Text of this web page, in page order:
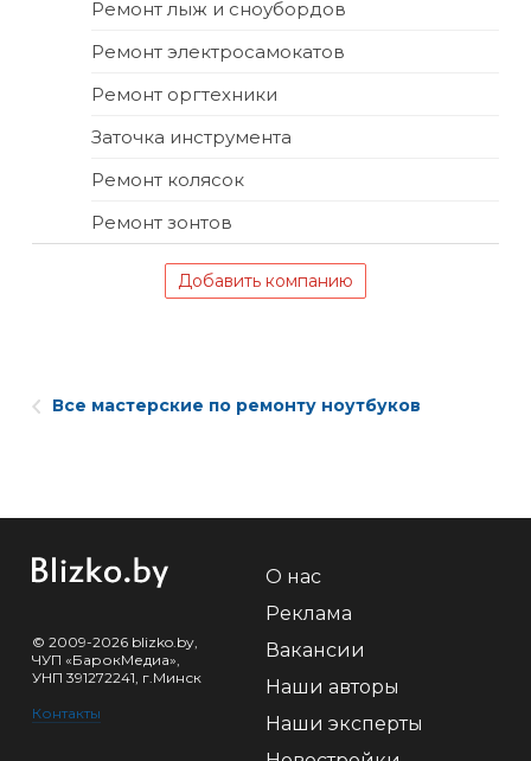
Ремонт лыж и сноубордов
Ремонт электросамокатов
Ремонт оргтехники
Заточка инструмента
Ремонт колясок
Ремонт зонтов
Добавить компанию
Все мастерские по ремонту ноутбуков
© 2009-2026 blizko.by,
ЧУП «БарокМедиа»,
УНП 391272241, г.Минск
Контакты
О нас
Реклама
Вакансии
Наши авторы
Наши эксперты